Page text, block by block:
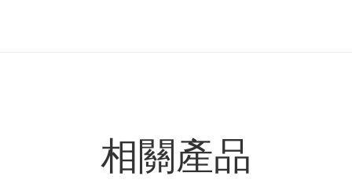
相關產品